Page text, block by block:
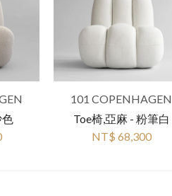
色
101 COPENHAGEN
Toe椅,亞麻 - 粉筆白
NT$ 68,300